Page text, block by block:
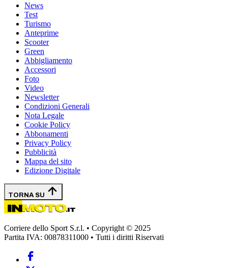
News
Test
Turismo
Anteprime
Scooter
Green
Abbigliamento
Accessori
Foto
Video
Newsletter
Condizioni Generali
Nota Legale
Cookie Policy
Abbonamenti
Privacy Policy
Pubblicità
Mappa del sito
Edizione Digitale
TORNA SU
Corriere dello Sport S.r.l. • Copyright © 2025
Partita IVA: 00878311000 • Tutti i diritti Riservati